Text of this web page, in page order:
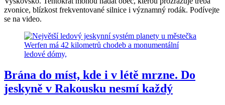
zvonice, blízkost frekventované silnice i významný rodák. Podívejte
se na video.
Brána do míst, kde i v létě mrzne. Do
jeskyně v Rakousku nesmí každý